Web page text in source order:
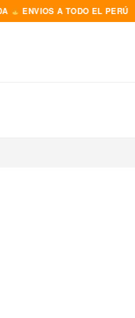
ENVIOS A TODO EL PERÚ